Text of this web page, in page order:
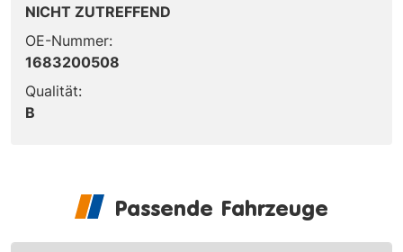
NICHT ZUTREFFEND
OE-Nummer:
1683200508
Qualität:
B
Passende Fahrzeuge